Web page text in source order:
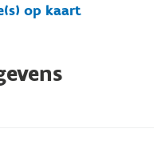
op kaart